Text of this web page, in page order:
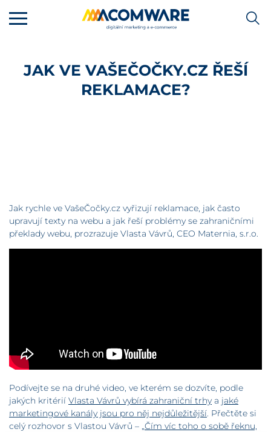
JAK VE VAŠEČOČKY.CZ ŘEŠÍ
REKLAMACE?
Jak rychle ve VašeČočky.cz vyřizují reklamace, jak často
upravují texty na webu a jak řeší problémy se zahraničními
překlady webu, prozrazuje Vlasta Vávrů, CEO Maternia, s.r.o.
Podívejte se na druhé video, ve kterém se dozvíte, podle
jakých kritérií Vlasta Vávrů vybírá zahraniční trhy a jaké
marketingové kanály jsou pro něj nejdůležitější. Přečtěte si
celý rozhovor s Vlastou Vávrů – „Čím víc toho o sobě řeknu,